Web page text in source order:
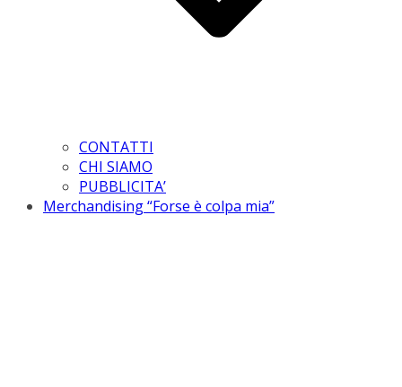
CONTATTI
CHI SIAMO
PUBBLICITA’
Merchandising “Forse è colpa mia”